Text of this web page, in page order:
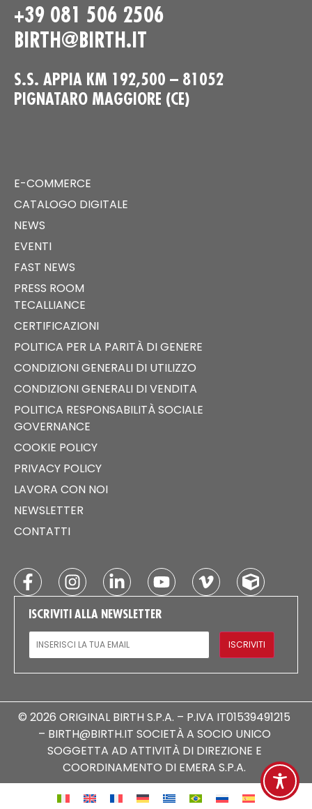
+39 081 506 2506
BIRTH@BIRTH.IT
S.S. APPIA KM 192,500 – 81052
PIGNATARO MAGGIORE (CE)
E-COMMERCE
CATALOGO DIGITALE
NEWS
EVENTI
FAST NEWS
PRESS ROOM
TECALLIANCE
CERTIFICAZIONI
POLITICA PER LA PARITÀ DI GENERE
CONDIZIONI GENERALI DI UTILIZZO
CONDIZIONI GENERALI DI VENDITA
POLITICA RESPONSABILITÀ SOCIALE
GOVERNANCE
COOKIE POLICY
PRIVACY POLICY
LAVORA CON NOI
NEWSLETTER
CONTATTI
ISCRIVITI ALLA NEWSLETTER
EMAIL
ISCRIVITI
© 2026 ORIGINAL BIRTH S.P.A. – P.IVA IT01539491215
– BIRTH@BIRTH.IT SOCIETÀ A SOCIO UNICO
SOGGETTA AD ATTIVITÀ DI DIREZIONE E
COORDINAMENTO DI EMERA S.P.A.